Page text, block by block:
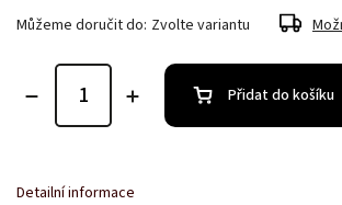
Můžeme doručit do: Zvolte variantu
Přidat do košíku
Detailní informace